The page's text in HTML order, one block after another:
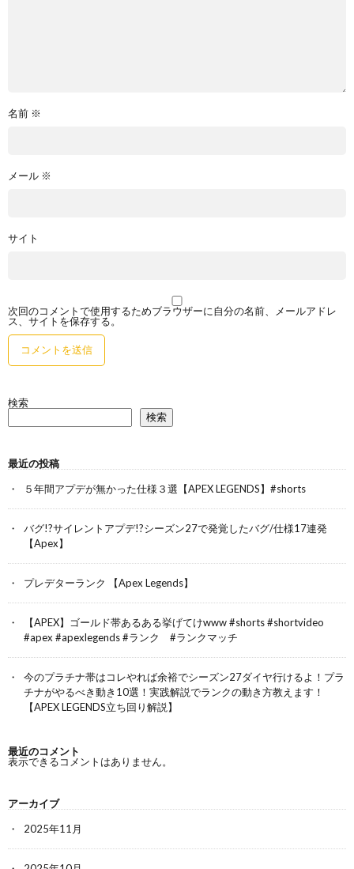
名前 ※
メール ※
サイト
次回のコメントで使用するためブラウザーに自分の名前、メールアドレ
ス、サイトを保存する。
検索
検索
最近の投稿
５年間アプデが無かった仕様３選【APEX LEGENDS】#shorts
バグ!?サイレントアプデ!?シーズン27で発覚したバグ/仕様17連発
【Apex】
プレデターランク 【Apex Legends】
【APEX】ゴールド帯あるある挙げてけwww #shorts #shortvideo
#apex #apexlegends #ランク #ランクマッチ
今のプラチナ帯はコレやれば余裕でシーズン27ダイヤ行けるよ！プラ
チナがやるべき動き10選！実践解説でランクの動き方教えます！
【APEX LEGENDS立ち回り解説】
最近のコメント
表示できるコメントはありません。
アーカイブ
2025年11月